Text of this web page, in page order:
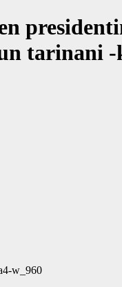
tarinani -